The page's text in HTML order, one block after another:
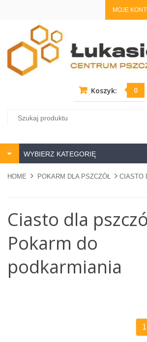
MOJE
Koszyk: 0
WYBIERZ KATEGORIĘ
HOME POKARM DLA PSZCZÓŁ CIASTO
Ciasto dla
Pokarm do
podkarmiania
1